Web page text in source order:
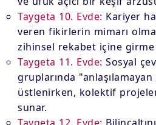
Taygeta 10. Evde: Kariyer
veren fikirlerin mimarı
zihinsel rekabet içine
Taygeta 11. Evde: Sosyal
gruplarında
üstlenirken, kolektif
sunar.